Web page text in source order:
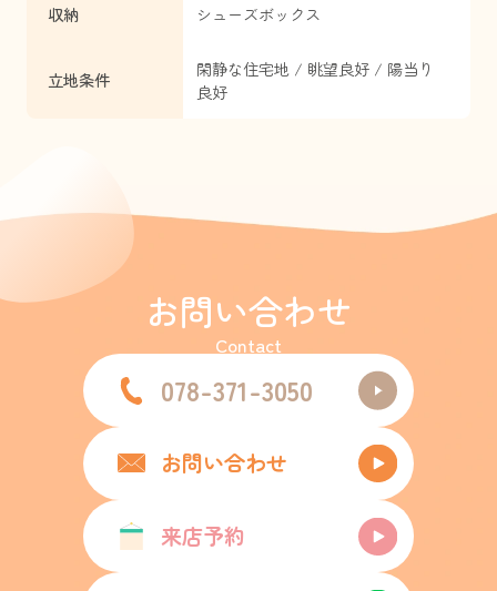
収納 シューズボックス
立地条件
閑静な住宅地 / 眺望良好 / 陽当り
良好
お問い合わせ
Contact
078-371-3050
お問い合わせ
来店予約